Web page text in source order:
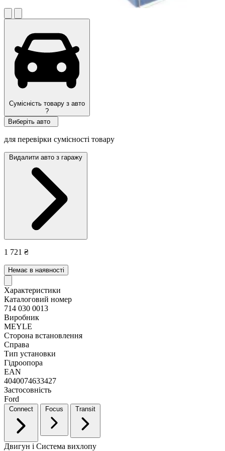
Сумісність товару з авто
?
Виберіть авто
для перевірки сумісності товару
Видалити авто з гаражу
1 721 ₴
Немає в наявності
Характеристики
Каталоговий номер
714 030 0013
Виробник
MEYLE
Сторона встановлення
Справа
Тип установки
Гідроопора
EAN
4040074633427
Застосовність
Ford
Двигун і Система вихлопу